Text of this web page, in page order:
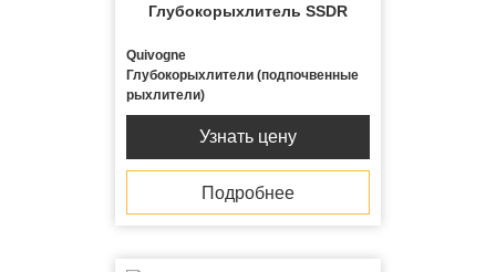
Глубокорыхлитель SSDR
Quivogne
Глубокорыхлители (подпочвенные
рыхлители)
Узнать цену
Подробнее